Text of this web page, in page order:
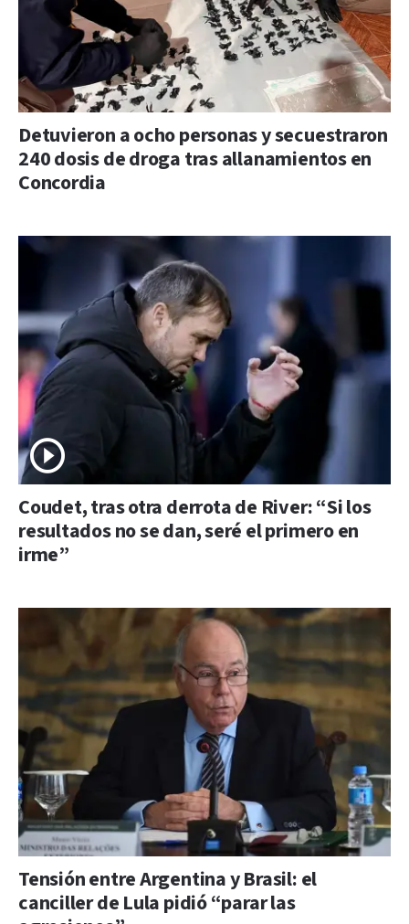
Detuvieron a ocho personas y secuestraron
240 dosis de droga tras allanamientos en
Concordia
Coudet, tras otra derrota de River: “Si los
resultados no se dan, seré el primero en
irme”
Tensión entre Argentina y Brasil: el
canciller de Lula pidió “parar las